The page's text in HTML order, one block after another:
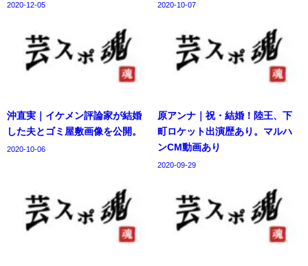
2020-12-05 2020-10-07
沖直実｜イケメン評論家が結婚
した夫とゴミ屋敷画像を公開。
2020-10-06
原アンナ｜祝・結婚！陸王、下
町ロケット出演歴あり。マルハ
ンCM動画あり
2020-09-29